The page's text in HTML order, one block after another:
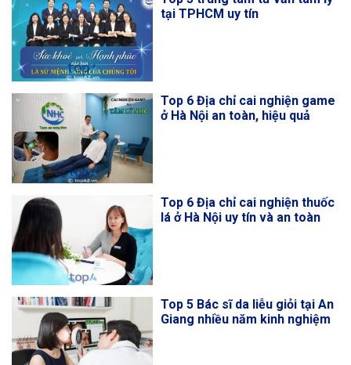
tại TPHCM uy tín
Top 6 Địa chỉ cai nghiện game
ở Hà Nội an toàn, hiệu quả
Top 6 Địa chỉ cai nghiện thuốc
lá ở Hà Nội uy tín và an toàn
Top 5 Bác sĩ da liễu giỏi tại An
Giang nhiều năm kinh nghiệm